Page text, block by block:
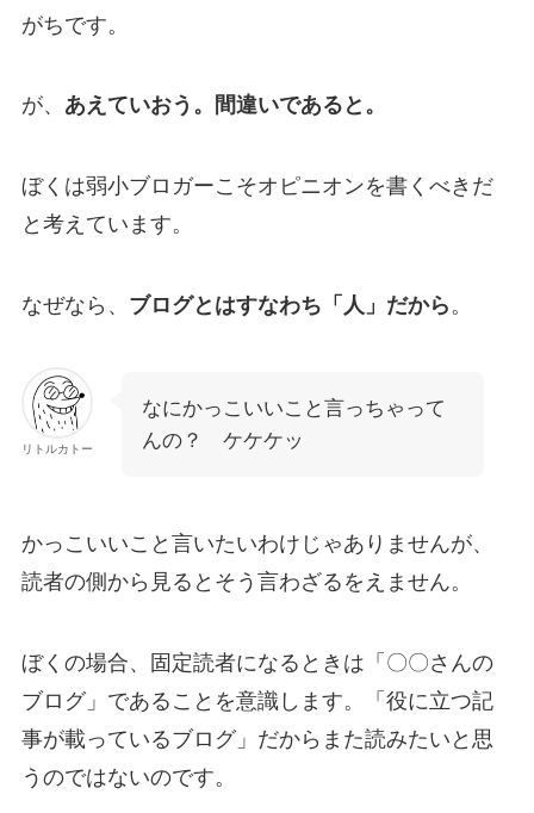
がちです。
が、 あえていおう。間違いであると。
ぼくは弱小ブロガーこそオピニオンを書くべきだ
と考えています。
なぜなら、 ブログとはすなわち「人」だから。
リトルカトー
なにかっこいいこと言っちゃって
んの？ ケケケッ
かっこいいこと言いたいわけじゃありませんが、
読者の側から見るとそう言わざるをえません。
ぼくの場合、固定読者になるときは「〇〇さんの
ブログ」であることを意識します。「役に立つ記
事が載っているブログ」だからまた読みたいと思
うのではないのです。